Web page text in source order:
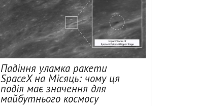
Падіння уламка ракети
SpaceX на Місяць: чому ця
подія має значення для
майбутнього космосу